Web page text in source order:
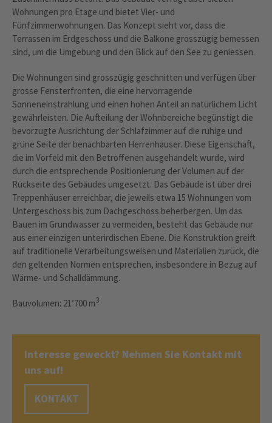
Wohnungen pro Etage und bietet Vier- und
Fünfzimmerwohnungen. Das Konzept sieht vor, dass die
Terrassen im Erdgeschoss und die Balkone grosszügig bemessen
sind, um die Umgebung und den Blick auf den See zu geniessen.
Die Wohnungen sind grosszügig geschnitten und verfügen über
grosse Fensterfronten, die eine hervorragende
Sonneneinstrahlung und einen hohen Anteil an natürlichem Licht
gewährleisten. Die Aufteilung der Wohnbereiche begünstigt die
bevorzugte Ausrichtung der Schlafzimmer auf die ruhige und
grüne Seite der benachbarten Herrenhäuser. Diese Eigenschaft,
die im Vorfeld mit den Betroffenen ausgehandelt wurde, wird
durch die entsprechende Positionierung der Volumen auf der
Rückseite des Gebäudes umgesetzt. Das Gebäude ist über drei
Treppenhäuser erreichbar, die jeweils etwa 15 Wohnungen vom
Untergeschoss bis zum Dachgeschoss beherbergen. Um das
Bauen im Grundwasser zu vermeiden, besteht das Gebäude nur
aus einer einzigen unterirdischen Ebene. Die Konstruktion greift
auf traditionelle Verarbeitungsweisen und Materialien zurück, die
den geltenden Normen entsprechen, insbesondere in Bezug auf
Wärme- und Schalldämmung.
Bauvolumen: 21’700 m3
Interesse geweckt? Nehmen Sie Kontakt mit
uns auf!
KONTAKT